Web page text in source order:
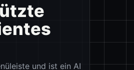
und ist ein AI